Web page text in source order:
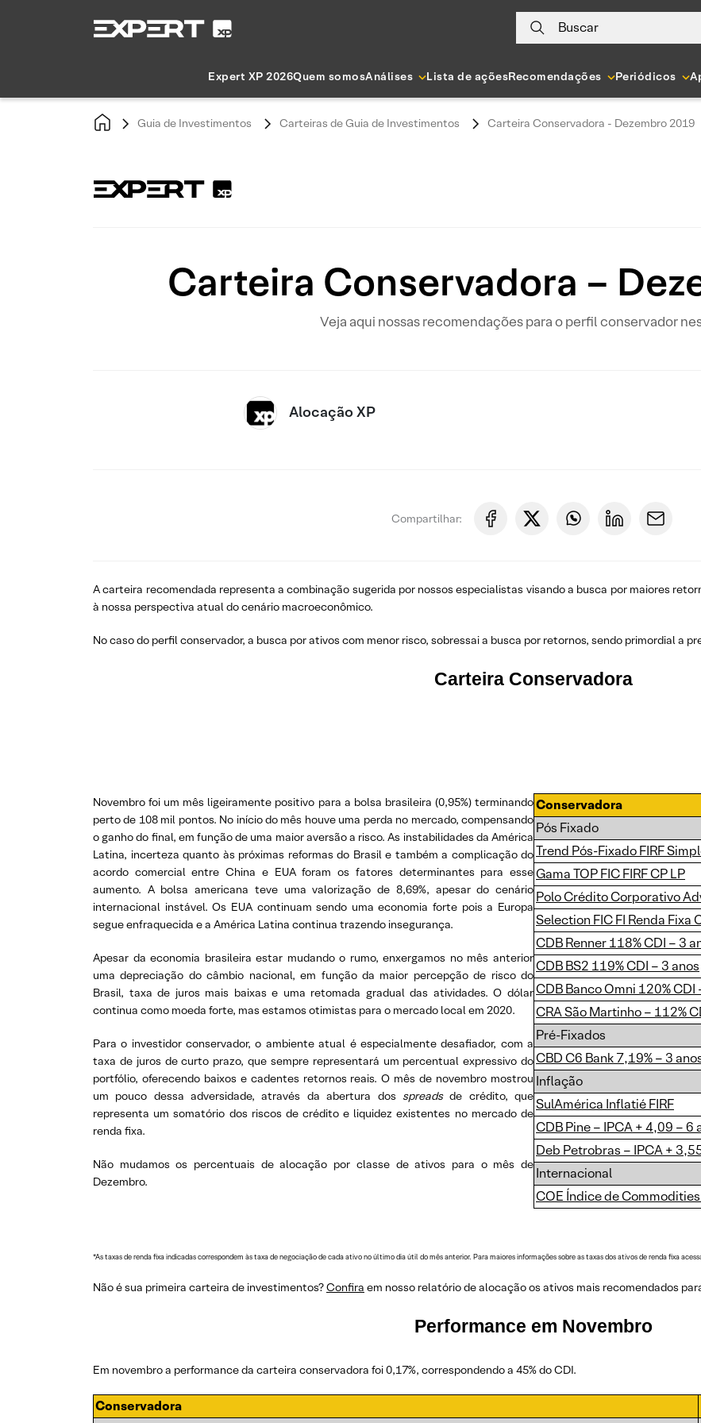
Buscar
Expert XP 2026Quem somosAnálises Lista de açõesRecomendações Periódicos
Guia de Investimentos Carteiras de Guia de Investimentos Carteira Conservadora - Dezembro 2019
Carteira Conservadora –
Veja aqui nossas recomendações para o perfil conservador
Alocação XP
Compartilhar:
A carteira recomendada representa a combinação sugerida por nossos especialistas visando a busca por maiores
à nossa perspectiva atual do cenário macroeconômico.
No caso do perfil conservador, a busca por ativos com menor risco, sobressai a busca por retornos, sendo primordial a
Carteira Conservadora
Novembro foi um mês ligeiramente positivo para a bolsa brasileira (0,95%) terminando
perto de 108 mil pontos. No início do mês houve uma perda no mercado, compensando
o ganho do final, em função de uma maior aversão a risco. As instabilidades da América
Latina, incerteza quanto às próximas reformas do Brasil e também a complicação do
acordo comercial entre China e EUA foram os fatores determinantes para esse
aumento. A bolsa americana teve uma valorização de 8,69%, apesar do cenário
internacional instável. Os EUA continuam sendo uma economia forte pois a Europa
segue enfraquecida e a América Latina continua trazendo insegurança.
Apesar da economia brasileira estar mudando o rumo, enxergamos no mês anterior
uma depreciação do câmbio nacional, em função da maior percepção de risco do
Brasil, taxa de juros mais baixas e uma retomada gradual das atividades. O dólar
continua como moeda forte, mas estamos otimistas para o mercado local em 2020.
Para o investidor conservador, o ambiente atual é especialmente desafiador, com a
taxa de juros de curto prazo, que sempre representará um percentual expressivo do
portfólio, oferecendo baixos e cadentes retornos reais. O mês de novembro mostrou
um pouco dessa adversidade, através da abertura dos spreadsde crédito, que
representa um somatório dos riscos de crédito e liquidez existentes no mercado de
renda fixa.
Não mudamos os percentuais de alocação por classe de ativos para o mês de
Dezembro.
Conservadora
Pós Fixado
Trend Pós-Fixado FIRF
Gama TOP FIC FIRF CP LP
Polo Crédito Corporativo
Selection FIC FI Renda Fixa
CDB Renner 118% CDI – 3
CDB BS2 119% CDI – 3 anos
CDB Banco Omni 120% CDI
CRA São Martinho – 112%
Pré-Fixados
CBD C6 Bank 7,19% – 3
Inflação
SulAmérica Inflatié FIRF
CDB Pine – IPCA + 4,09 – 6
Deb Petrobras – IPCA +
Internacional
COE Índice de
*As taxas de renda fixa indicadas correspondem às taxa de negociação de cada ativo no último dia útil do mês anterior. Para maiores informações sobre as taxas dos ativos de renda fixa
Não é sua primeira carteira de investimentos?Confira em nosso relatório de alocação os ativos mais recomendados
Performance em Novembro
Em novembro a performance da carteira conservadora foi 0,17%, correspondendo a 45% do CDI.
Conservadora